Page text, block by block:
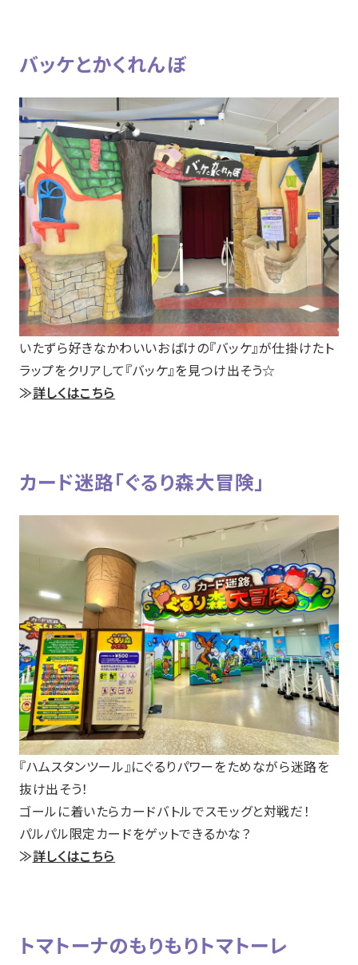
バッケとかくれんぼ
いたずら好きなかわいいおばけの『バッケ』が仕掛けたト
ラップをクリアして『バッケ』を見つけ出そう☆
≫詳しくはこちら
カード迷路「ぐるり森大冒険」
『ハムスタンツール』にぐるりパワーをためながら迷路を
抜け出そう！
ゴールに着いたらカードバトルでスモッグと対戦だ！
パルパル限定カードをゲットできるかな？
≫詳しくはこちら
トマトーナのもりもりトマトーレ